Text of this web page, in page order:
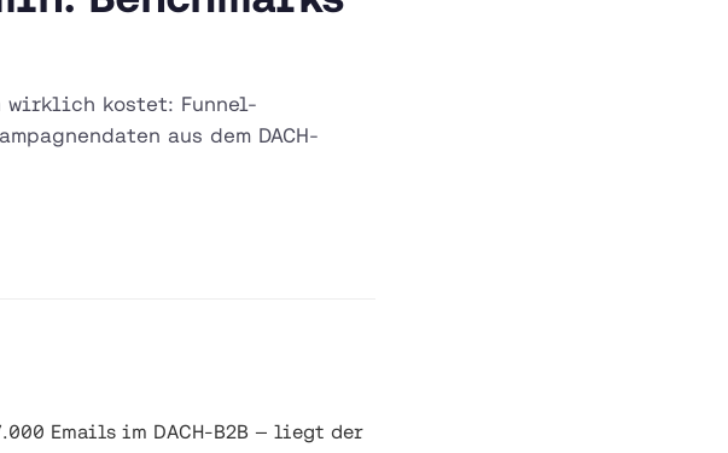
wirklich kostet: Funnel-
aus dem DACH-
Emails im DACH-B2B — liegt der